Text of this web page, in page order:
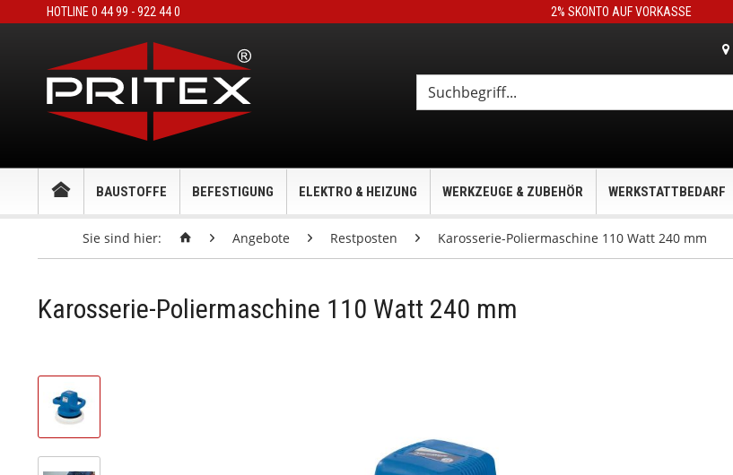
HOTLINE 0 44 99 - 922 44 0 2% SKONTO AUF VORKASSE
BAUSTOFFE BEFESTIGUNG ELEKTRO & HEIZUNG WERKZEUGE & ZUBEHÖR WERKSTATTBEDARF
Sie sind hier: Angebote Restposten Karosserie-Poliermaschine 110 Watt 240 mm
Karosserie-Poliermaschine 110 Watt 240 mm